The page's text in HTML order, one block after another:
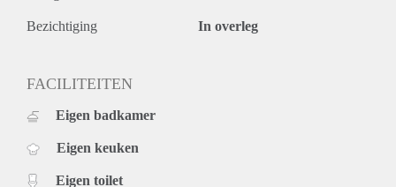
Bezichtiging In overleg
FACILITEITEN
Eigen badkamer
Eigen keuken
Eigen toilet